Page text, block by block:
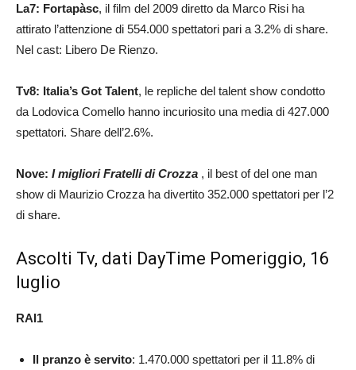
La7: Fortapàsc, il film del 2009 diretto da Marco Risi ha
attirato l’attenzione di 554.000 spettatori pari a 3.2% di share.
Nel cast: Libero De Rienzo.
Tv8: Italia’s Got Talent, le repliche del talent show condotto
da Lodovica Comello hanno incuriosito una media di 427.000
spettatori. Share dell’2.6%.
Nove: I migliori Fratelli di Crozza , il best of del one man
show di Maurizio Crozza ha divertito 352.000 spettatori per l’2
di share.
Ascolti Tv, dati DayTime Pomeriggio, 16
luglio
RAI1
Il pranzo è servito: 1.470.000 spettatori per il 11.8% di